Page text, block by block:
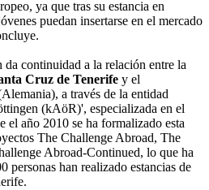
ya que tras su estancia en
puedan insertarse en el mercado
da continuidad a la relación entre la
Cruz de Tenerife y el
a través de la entidad
(kAöR)', especializada en el
el año 2010 se ha formalizado esta
The Challenge Abroad, The
Abroad-Continued, lo que ha
personas han realizado estancias de